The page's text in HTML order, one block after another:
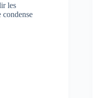
les
condense